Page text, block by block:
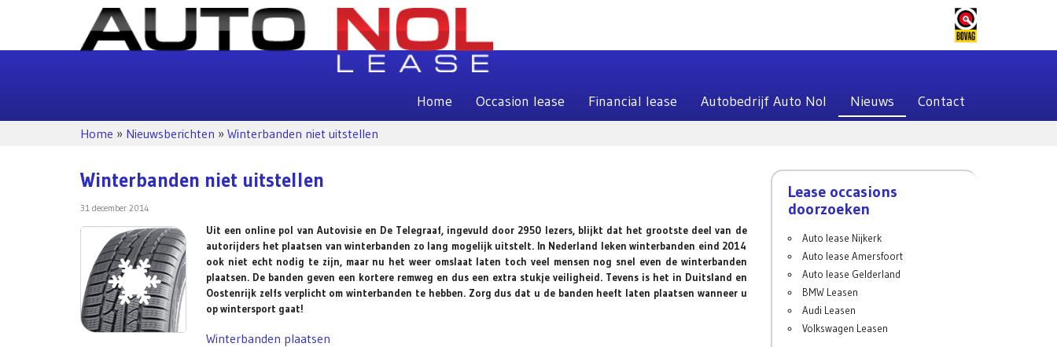
Home Occasion lease Financial lease Autobedrijf Auto Nol Nieuws Contact
Home » Nieuwsberichten » Winterbanden niet uitstellen
Winterbanden niet uitstellen
31 december 2014
Uit een online pol van Autovisie en De Telegraaf, ingevuld door 2950 lezers, blijkt dat het grootste deel van de
autorijders het plaatsen van winterbanden zo lang mogelijk uitstelt. In Nederland leken winterbanden eind 2014
ook niet echt nodig te zijn, maar nu het weer omslaat laten toch veel mensen nog snel even de winterbanden
plaatsen. De banden geven een kortere remweg en dus een extra stukje veiligheid. Tevens is het in Duitsland en
Oostenrijk zelfs verplicht om winterbanden te hebben. Zorg dus dat u de banden heeft laten plaatsen wanneer u
op wintersport gaat!
Winterbanden plaatsen
Lease occasions
doorzoeken
Auto lease Nijkerk
Auto lease Amersfoort
Auto lease Gelderland
BMW Leasen
Audi Leasen
Volkswagen Leasen